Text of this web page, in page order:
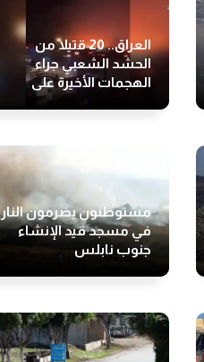
العراق.. 20 قتيلا من
الحشد الشعبي جراء
الهجمات الأخيرة على
مستوطنون يضرمون النار
في مسجد قيد الإنشاء
جنوب نابلس